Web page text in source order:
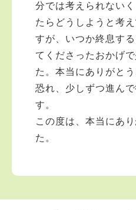
分では考えられない
たらどうしようと考
すが、いつか終息す
てくださったおかげ
た。本当にありがと
恐れ、少しずつ進ん
す。
この度は、本当にあ
た。